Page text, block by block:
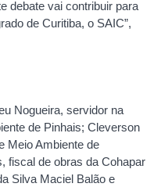
debate vai contribuir para
de Curitiba, o SAIC”,
Nogueira, servidor na
de Pinhais; Cleverson
Meio Ambiente de
fiscal de obras da Cohapar
Silva Maciel Balão e